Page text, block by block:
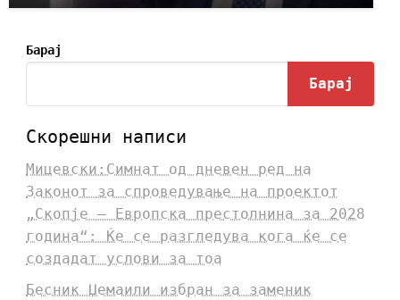
Барај
Барај
Скорешни написи
Мицевски:Симнат од дневен ред на
Законот за спроведување на проектот
„Скопје – Европска престолнина за 2028
година“: Ќе се разгледува кога ќе се
создадат услови за тоа
Бесник Џемаили избран за заменик